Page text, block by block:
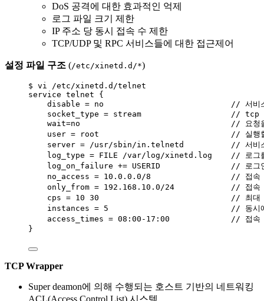
DoS 공격에 대한 효과적인 억제
로그 파일 크기 제한
IP 주소 당 동시 접속 수 제한
TCP/UDP 및 RPC 서비스들에 대한 접근제어
설정 파일 구조 (/etc/xinetd.d/*)
$ vi /etc/xinetd.d /telnet
service telnet {
disable = no
// 서비
socket_type = stream
// tcp
wait=no
// 요청
user = root
// 실행
server = /usr/sbin/in . telnetd
// 서비
log_type = FILE /var/ log/xinetd . log
// 로그
log_on_failure += USERID
// 로그
no_access = 10.0.0.0/8
// 접속
only_from = 192.168.10.0/24
// 접속
cps = 10 30
// 최대 접
instances = 5
// 동시에
access_times = 08 : 00 - 17 : 00
// 접속
}
TCP Wrapper
Super deamon에 의해 수행되는 호스트 기반의 네트워킹